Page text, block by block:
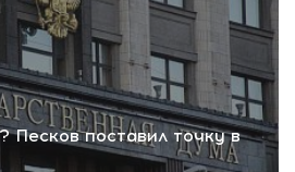
Песков поставил точку в